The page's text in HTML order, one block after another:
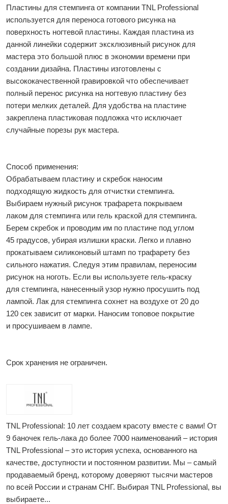
Пластины для стемпинга от компании TNL Professional
используется для переноса готового рисунка на
поверхность ногтевой пластины. Каждая пластина из
данной линейки содержит эксклюзивный рисунок для
мастера это большой плюс в экономии времени при
создании дизайна. Пластины изготовлены с
высококачественной гравировкой что обеспечивает
полный перенос рисунка на ногтевую пластину без
потери мелких деталей. Для удобства на пластине
закреплена пластиковая подложка что исключает
случайные порезы рук мастера.
Способ применения:
Обрабатываем пластину и скребок наносим
подходящую жидкость для отчистки стемпинга.
Выбираем нужный рисунок трафарета покрываем
лаком для стемпинга или гель краской для стемпинга.
Берем скребок и проводим им по пластине под углом
45 градусов, убирая излишки краски. Легко и плавно
прокатываем силиконовый штамп по трафарету без
сильного нажатия. Следуя этим правилам, переносим
рисунок на ноготь. Если вы используете гель-краску
для стемпинга, нанесенный узор нужно просушить под
лампой. Лак для стемпинга сохнет на воздухе от 20 до
120 сек зависит от марки. Наносим топовое покрытие
и просушиваем в лампе.
Срок хранения не ограничен.
TNL Professional: 10 лет создаем красоту вместе с вами! От
9 баночек гель-лака до более 7000 наименований – история
TNL Professional – это история успеха, основанного на
качестве, доступности и постоянном развитии. Мы – самый
продаваемый бренд, которому доверяют тысячи мастеров
по всей России и странам СНГ. Выбирая TNL Professional, вы
выбираете...